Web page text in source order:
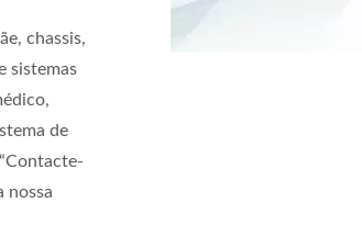
chassis,
sistemas
de
nossa